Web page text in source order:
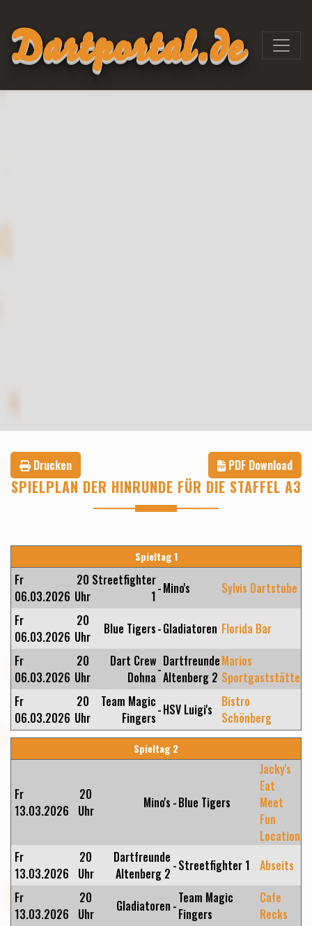
Dartportal.de
Drucken PDF Download
SPIELPLAN DER HINRUNDE FÜR DIE STAFFEL A3
Spieltag 1
Fr
06.03.2026
20
Uhr
Streetfighter
1-Mino's
Sylvis Dartstube
Fr
06.03.2026
20
Uhr
Blue Tigers-Gladiatoren Florida Bar
Fr
06.03.2026
20
Uhr
Dart Crew
Dohna-Dartfreunde
Altenberg 2
Marios
Sportgaststätte
Fr
06.03.2026
20
Uhr
Team Magic
Fingers-HSV Luigi's
Bistro
Schönberg
Spieltag 2
Fr
13.03.2026
20
Uhr
Mino's -Blue Tigers
Jacky's
Eat
Meet
Fun
Location
Fr
13.03.2026
20
Uhr
Dartfreunde
Altenberg 2 -Streetfighter 1
Abseits
Fr
13.03.2026
20
Uhr
Gladiatoren -Team Magic
Fingers
Cafe
Recks